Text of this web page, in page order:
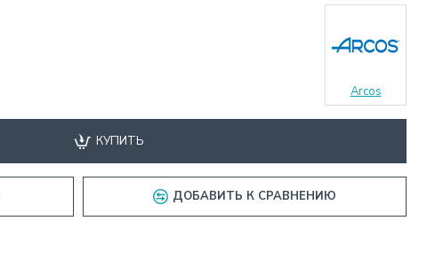
Arcos
КУПИТЬ
ДОБАВИТЬ К СРАВНЕНИЮ